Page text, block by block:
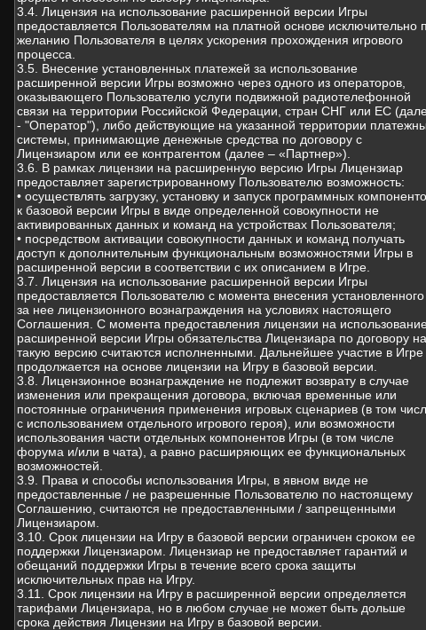
3.4. Лицензия на использование расширенной версии Игры
предоставляется Пользователям на платной основе исключительно
желанию Пользователя в целях ускорения прохождения игрового
процесса.
3.5. Внесение установленных платежей за использование
расширенной версии Игры возможно через одного из операторов,
оказывающего Пользователю услуги подвижной радиотелефонной
связи на территории Российской Федерации, стран СНГ или ЕС
- "Оператор"), либо действующие на указанной территории
системы, принимающие денежные средства по договору с
Лицензиаром или ее контрагентом (далее – «Партнер»).
3.6. В рамках лицензии на расширенную версию Игры Лицензиар
предоставляет зарегистрированному Пользователю возможность:
• осуществлять загрузку, установку и запуск программных
к базовой версии Игры в виде определенной совокупности не
активированных данных и команд на устройствах Пользователя;
• посредством активации совокупности данных и команд получать
доступ к дополнительным функциональным возможностями Игры в
расширенной версии в соответствии с их описанием в Игре.
3.7. Лицензия на использование расширенной версии Игры
предоставляется Пользователю с момента внесения установленного
за нее лицензионного вознаграждения на условиях настоящего
Соглашения. С момента предоставления лицензии на
расширенной версии Игры обязательства Лицензиара по договору на
такую версию считаются исполненными. Дальнейшее участие в Игре
продолжается на основе лицензии на Игру в базовой версии.
3.8. Лицензионное вознаграждение не подлежит возврату в случае
изменения или прекращения договора, включая временные или
постоянные ограничения применения игровых сценариев (в том
с использованием отдельного игрового героя), или возможности
использования части отдельных компонентов Игры (в том числе
форума и/или в чата), а равно расширяющих ее функциональных
возможностей.
3.9. Права и способы использования Игры, в явном виде не
предоставленные / не разрешенные Пользователю по настоящему
Соглашению, считаются не предоставленными / запрещенными
Лицензиаром.
3.10. Срок лицензии на Игру в базовой версии ограничен сроком ее
поддержки Лицензиаром. Лицензиар не предоставляет гарантий и
обещаний поддержки Игры в течение всего срока защиты
исключительных прав на Игру.
3.11. Срок лицензии на Игру в расширенной версии определяется
тарифами Лицензиара, но в любом случае не может быть дольше
срока действия Лицензии на Игру в базовой версии.